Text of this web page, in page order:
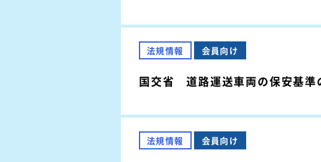
法規情報 会員向け
国交省 道路運送車両の保安基準
法規情報 会員向け